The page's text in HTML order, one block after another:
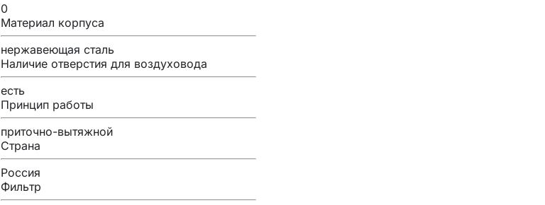
0
Материал корпуса
нержавеющая сталь
Наличие отверстия для воздуховода
есть
Принцип работы
приточно-вытяжной
Страна
Россия
Фильтр